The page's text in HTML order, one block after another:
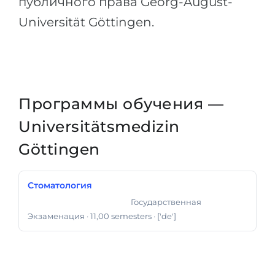
Universität Göttingen.
Программы обучения —
Universitätsmedizin
Göttingen
Стоматология
Государственная
Экзаменация · 11,00 semesters · ['de']